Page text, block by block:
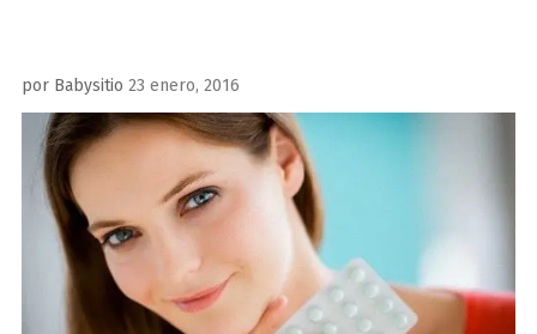
por Babysitio Publicado
el
23 enero, 2016